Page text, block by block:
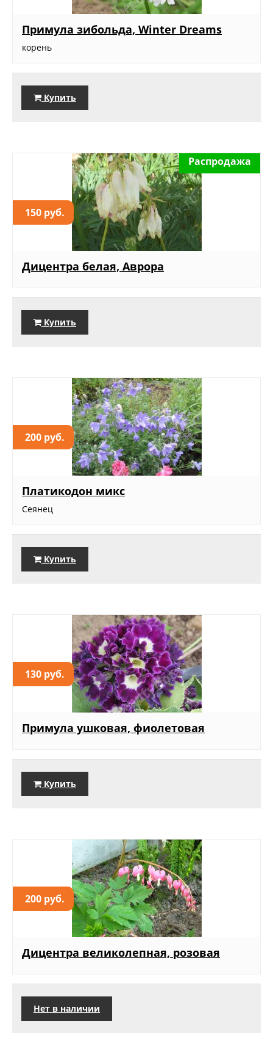
Примула зибольда, Winter Dreams
корень
Купить
150 руб.
Распродажа
Дицентра белая, Аврора
Купить
200 руб.
Платикодон микс
Сеянец
Купить
130 руб.
Примула ушковая, фиолетовая
Купить
200 руб.
Дицентра великолепная, розовая
Нет в наличии